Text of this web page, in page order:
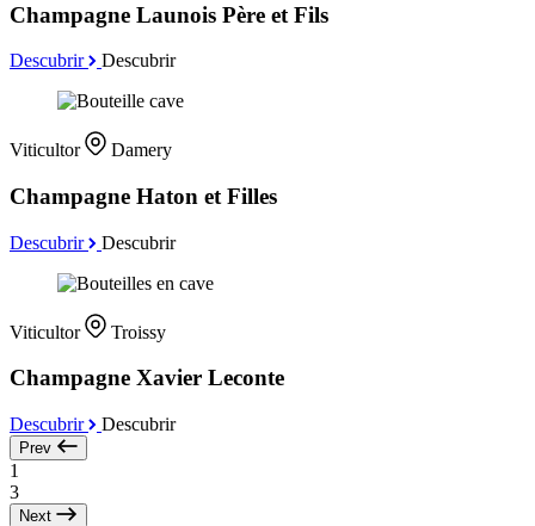
Champagne Launois Père et Fils
Descubrir Descubrir
Viticultor Damery
Champagne Haton et Filles
Descubrir Descubrir
Viticultor Troissy
Champagne Xavier Leconte
Descubrir Descubrir
Prev
1
3
Next